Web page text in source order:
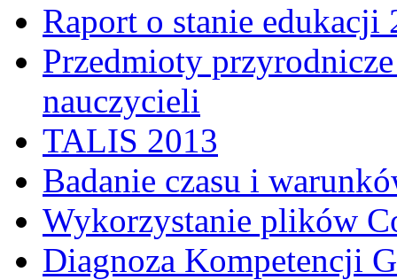
Raport o stanie edukacji
Przedmioty
nauczycieli
TALIS 2013
Badanie czasu i
Wykorzystanie plików
Diagnoza Kompetencji